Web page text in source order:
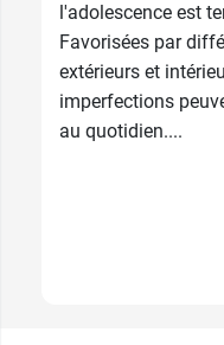
l'adolescence est
Favorisées par
extérieurs et
imperfections
au quotidien....